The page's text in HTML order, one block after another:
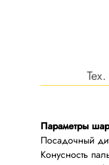
Параметры
Посадочный
Конусность